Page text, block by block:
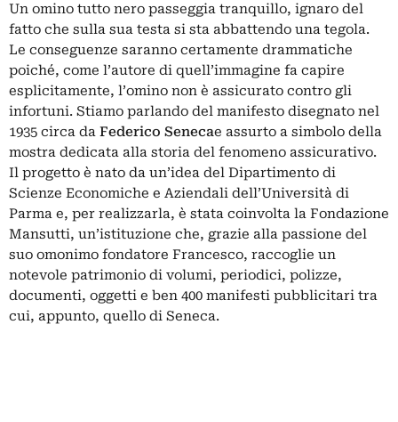
Un omino tutto nero passeggia tranquillo, ignaro del
fatto che sulla sua testa si sta abbattendo una tegola.
Le conseguenze saranno certamente drammatiche
poiché, come l’autore di quell’immagine fa capire
esplicitamente, l’omino non è assicurato contro gli
infortuni. Stiamo parlando del manifesto disegnato nel
1935 circa da Federico Senecae assurto a simbolo della
mostra dedicata alla storia del fenomeno assicurativo.
Il progetto è nato da un’idea del Dipartimento di
Scienze Economiche e Aziendali dell’Università di
Parma e, per realizzarla, è stata coinvolta la Fondazione
Mansutti, un’istituzione che, grazie alla passione del
suo omonimo fondatore Francesco, raccoglie un
notevole patrimonio di volumi, periodici, polizze,
documenti, oggetti e ben 400 manifesti pubblicitari tra
cui, appunto, quello di Seneca.